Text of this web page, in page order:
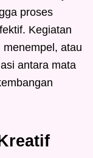
proses
Kegiatan
atau
antara mata